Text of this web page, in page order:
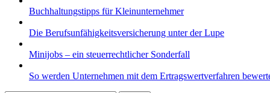
Buchhaltungstipps für Kleinunternehmer
Die Berufsunfähigkeitsversicherung unter der Lupe
Minijobs – ein steuerrechtlicher Sonderfall
So werden Unternehmen mit dem Ertragswertverfahren